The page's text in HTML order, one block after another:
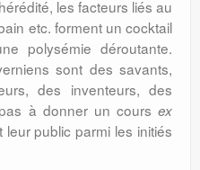
les facteurs liés au
etc. forment un cocktail
polysémie déroutante.
sont des savants,
des inventeurs, des
à donner un cours ex
leur public parmi les initiés